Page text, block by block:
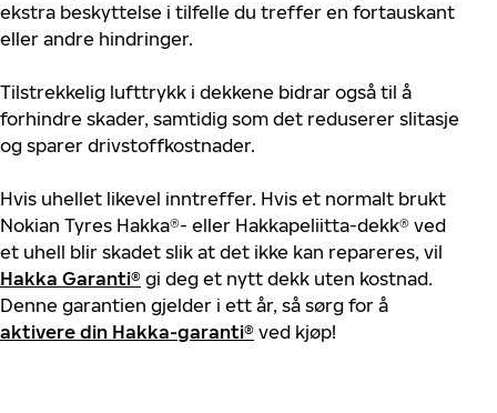
ekstra beskyttelse i tilfelle du treffer en fortauskant
eller andre hindringer.
Tilstrekkelig lufttrykk i dekkene bidrar også til å
forhindre skader, samtidig som det reduserer slitasje
og sparer drivstoffkostnader.
Hvis uhellet likevel inntreffer. Hvis et normalt brukt
Nokian Tyres Hakka®- eller Hakkapeliitta-dekk® ved
et uhell blir skadet slik at det ikke kan repareres, vil
Hakka Garanti® gi deg et nytt dekk uten kostnad.
Denne garantien gjelder i ett år, så sørg for å
aktivere din Hakka-garanti® ved kjøp!